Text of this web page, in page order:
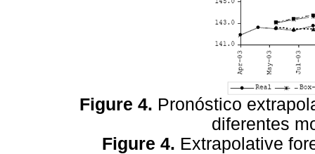
Figure 4. Pronóstico
diferentes
Figure 4. Extrapolative